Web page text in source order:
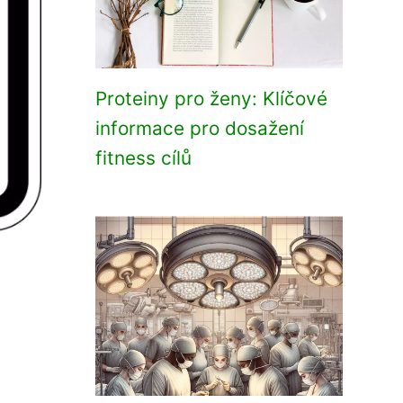
Proteiny pro ženy: Klíčové
informace pro dosažení
fitness cílů